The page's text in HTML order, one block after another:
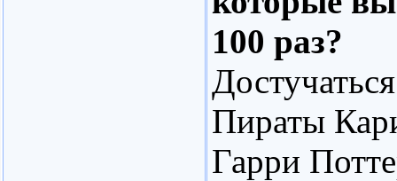
100 раз?
Пираты
Гарри